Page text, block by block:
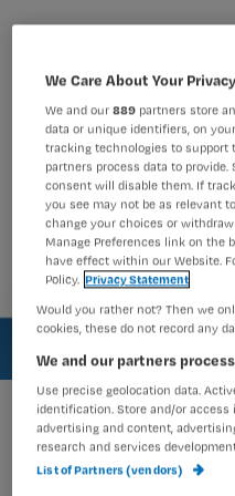
Update Nursing Calculator
We Care About Your Privacy
We and our889 partners store
data or unique identifiers, on
tracking technologies to support
partners process data to
consent will disable them. If
you see may not be as relevant
change your choices or
Manage Preferences link on the
have effect within our Website.
Policy. Privacy Statement
Would you rather not? Then we
cookies, these do not record any
We and our partners
Use precise geolocation data.
identification. Store and/or access
advertising and content,
research and services
List of Partners (vendors)